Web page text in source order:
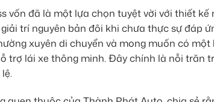
vốn đã là một lựa chọn tuyệt vời với thiết
trí nguyên bản đôi khi chưa thực sự đáp
xuyên di chuyển và mong muốn có
trợ lái xe thông minh. Đây chính là nỗi trăn